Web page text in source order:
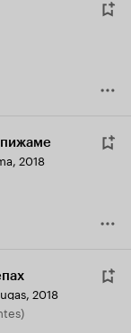
пижаме
, 2018
, 2018